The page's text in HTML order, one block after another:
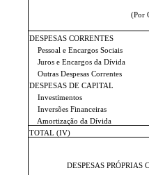
(Por
DESPESAS CORRENTES
Pessoal e Encargos Sociais
Juros e Encargos da Dívida
Outras Despesas Correntes
DESPESAS DE CAPITAL
Investimentos
Inversões Financeiras
Amortização da Dívida
TOTAL (IV)
DESPESAS PRÓPRIAS